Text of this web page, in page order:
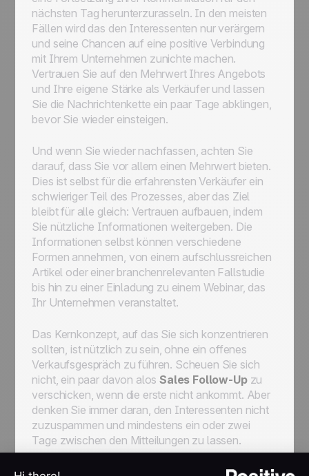
nächsten Tag herunterzurasseln. In den meisten
Fällen wird das den Interessenten nur verärgern
und seine Chancen auf eine positive Verbindung
mit Ihrem Unternehmen zunichte machen.
Vertrauen Sie auf den Mehrwert Ihres Angebots
und Ihre eigene Stärke als Verkäufer und lassen
Sie die Nachrichtenkette ein paar Tage abklingen,
bevor Sie wieder einsteigen.
Und wenn Sie wieder nachfassen, achten Sie
darauf, dass Sie vor allem einen Mehrwert bieten.
Dies ist selbst für die erfahrensten Verkäufer ein
schwieriger Teil des Prozesses, aber das Ziel
bleibt für alle gleich: Vertrauen aufbauen, indem
Sie nützliche Informationen weitergeben. Die
Informationen selbst können verschiedene
Formen annehmen, von einem aufschlussreichen
Artikel oder einer branchenrelevanten Fallstudie
bis hin zu einer Einladung zu einem Webinar, das
Ihr Unternehmen veranstaltet.
Das Kernkonzept, auf das Sie sich konzentrieren
sollten, ist nützlich zu sein, ohne ein offenes
Verkaufsgespräch zu führen. Scheuen Sie sich
nicht, ein paar davon alosSales Follow-Upzu
verschicken, wenn die erste nicht ankommt. Aber
denken Sie immer daran, den Interessenten nicht
zuzuspammen und mindestens ein oder zwei
Tage zwischen den Mitteilungen zu lassen.
Auch an diesem Punkt des Prozesses sind